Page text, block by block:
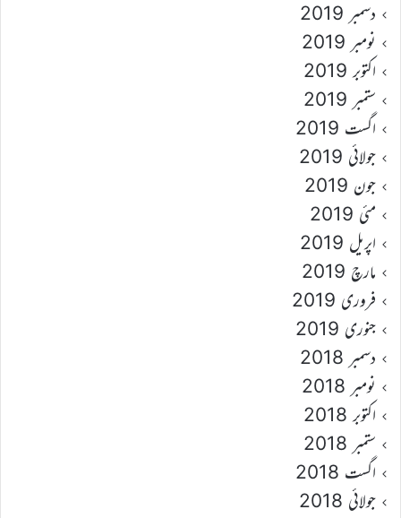
دسمبر 2019
نومبر 2019
اکتوبر 2019
ستمبر 2019
اگست 2019
جولائی 2019
جون 2019
مئی 2019
اپریل 2019
مارچ 2019
فروری 2019
جنوری 2019
دسمبر 2018
نومبر 2018
اکتوبر 2018
ستمبر 2018
اگست 2018
جولائی 2018